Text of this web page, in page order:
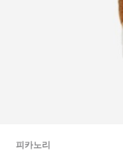
피카노리